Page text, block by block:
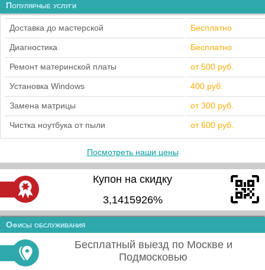
Популярные услуги
Доставка до мастерской Бесплатно
Диагностика Бесплатно
Ремонт материнской платы от 500 руб.
Установка Windows 400 руб.
Замена матрицы от 300 руб.
Чистка ноутбука от пыли от 600 руб.
Посмотреть наши цены
Купон на скидку
3,1415926%
Офисы обслуживания
Бесплатный выезд по Москве и
Подмосковью